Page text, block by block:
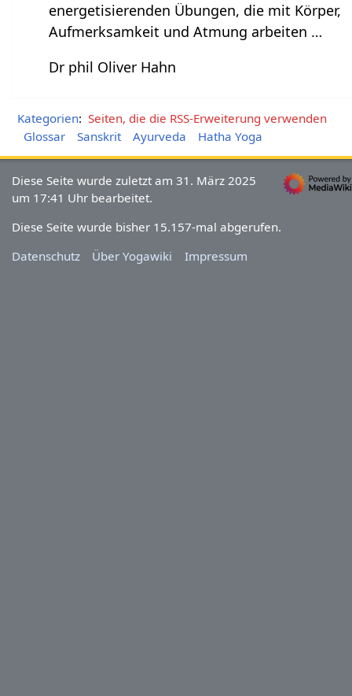
energetisierenden Übungen, die mit Körper,
Aufmerksamkeit und Atmung arbeiten …
Dr phil Oliver Hahn
Kategorien: Seiten, die die RSS-Erweiterung verwenden
Glossar
Sanskrit Ayurveda Hatha Yoga
Diese Seite wurde zuletzt am 31. März 2025
um 17:41 Uhr bearbeitet.
Diese Seite wurde bisher 15.157-mal abgerufen.
Datenschutz
Über Yogawiki Impressum